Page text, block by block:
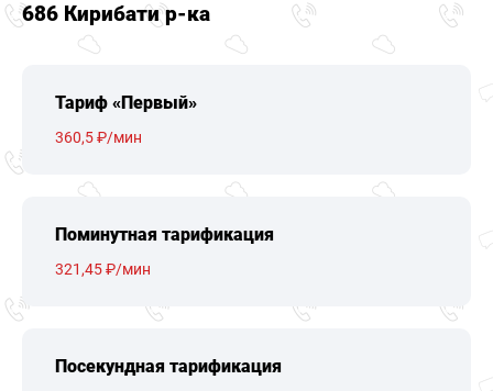
686 Кирибати р-ка
Тариф «Первый»
360,5 ₽/мин
Поминутная тарификация
321,45 ₽/мин
Посекундная тарификация